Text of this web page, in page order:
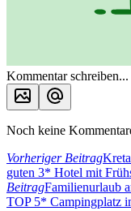
Kommentar schreiben...
Noch keine
Vorheriger Beitrag
guten 3* Hotel mit
BeitragFamilienurlaub
TOP 5* Campingplatz